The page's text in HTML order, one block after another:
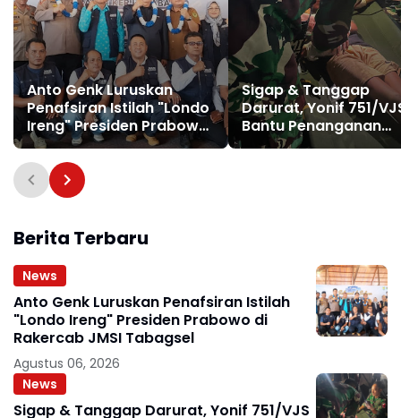
Anto Genk Luruskan
Penafsiran Istilah "Londo
Ireng" Presiden Prabowo
di Rakercab JMSI
Tabagsel
Sigap & Tanggap
Darurat, Yonif 751/
Bantu Penanganan
Warga Diduga
Berita Terbaru
News
Anto Genk Luruskan Penafsiran Istilah
"Londo Ireng" Presiden Prabowo di
Rakercab JMSI Tabagsel
Agustus 06, 2026
News
Sigap & Tanggap Darurat, Yonif 751/VJS